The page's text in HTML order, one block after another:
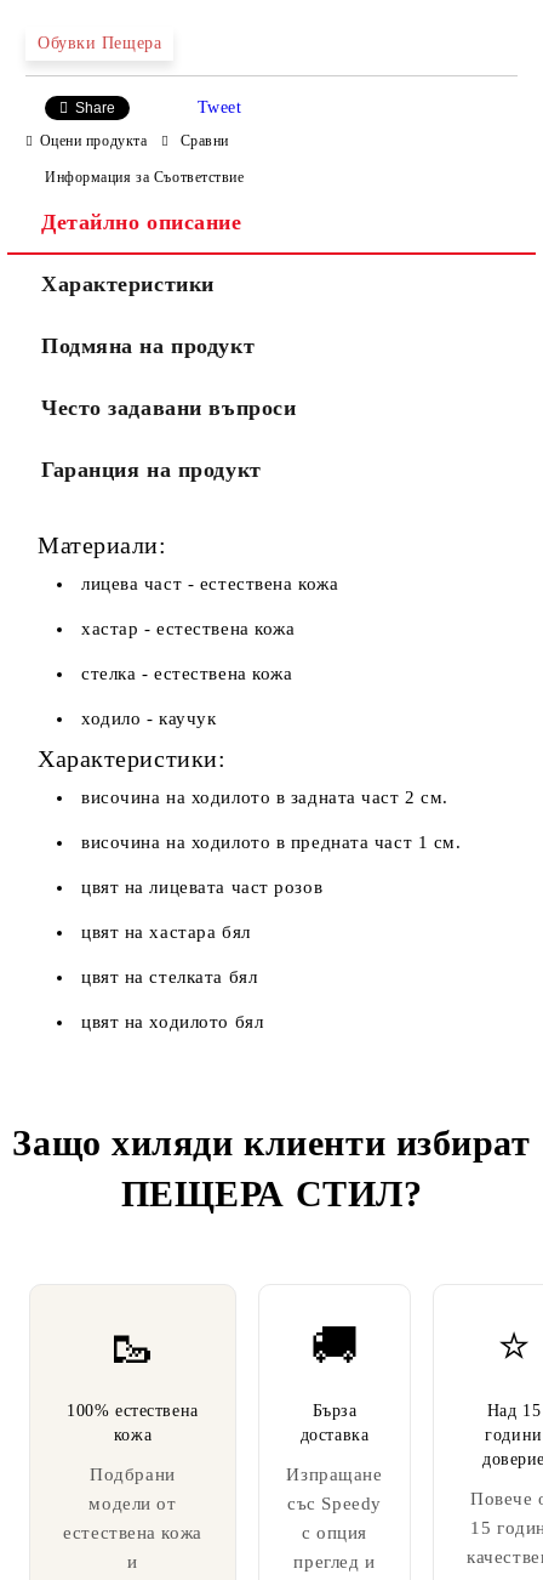
Ние ще се свържем с вас в рамките на работния ден.
Обувки Пещера
Share Tweet
Оцени продукта Сравни
Информация за Съответствие
Детайлно описание
Характеристики
Подмяна на продукт
Често задавани въпроси
Гаранция на продукт
Материали:
лицева част - естествена кожа
хастар - естествена кожа
стелка - естествена кожа
ходило - каучук
Характеристики:
височина на ходилото в задната част 2 см.
височина на ходилото в предната част 1 см.
цвят на лицевата част розов
цвят на хастара бял
цвят на стелката бял
цвят на ходилото бял
Защо хиляди клиенти избират
ПЕЩЕРА СТИЛ?
🥾
100% естествена
кожа
Подбрани
модели от
естествена кожа
и
🚚
Бърза
доставка
Изпращане
със Speedy
с опция
преглед и
⭐
Над 15
години
Повече
15